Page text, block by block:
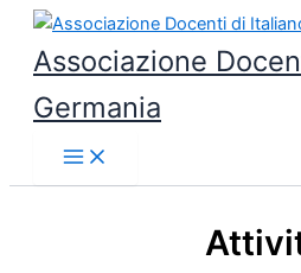
contenuto
Associazione
Germania